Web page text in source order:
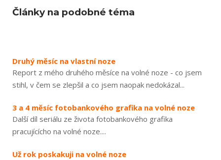
Články na podobné téma
Druhý měsíc na vlastní noze
Report z mého druhého měsíce na volné noze - co jsem
stihl, v čem se zlepšil a co jsem naopak nedokázal...
3 a 4 měsíc fotobankového grafika na volné noze
Další díl seriálu ze života fotobankového grafika
pracujícícho na volné noze....
Už rok poskakuji na volné noze